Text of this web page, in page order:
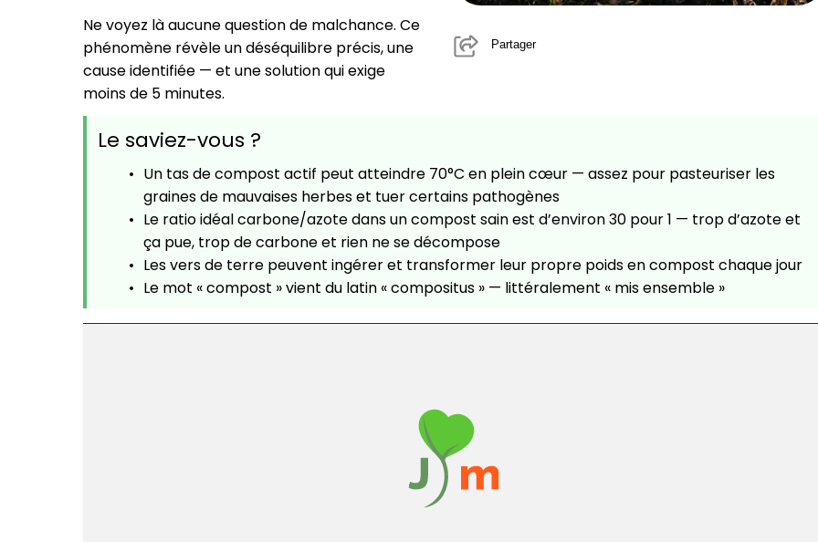
Partager
Ne voyez là aucune question de malchance. Ce
phénomène révèle un déséquilibre précis, une
cause identifiée — et une solution qui exige
moins de 5 minutes.
Le saviez-vous ?
Un tas de compost actif peut atteindre 70°C en plein cœur — assez pour pasteuriser les
graines de mauvaises herbes et tuer certains pathogènes
Le ratio idéal carbone/azote dans un compost sain est d’environ 30 pour 1 — trop d’azote et
ça pue, trop de carbone et rien ne se décompose
Les vers de terre peuvent ingérer et transformer leur propre poids en compost chaque jour
Le mot « compost » vient du latin « compositus » — littéralement « mis ensemble »